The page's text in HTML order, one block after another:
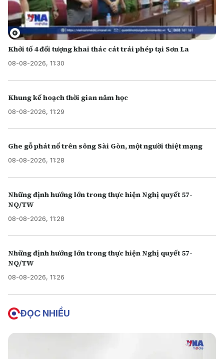
Khởi tố 4 đối tượng khai thác cát trái phép tại Sơn La
08-08-2026, 11:30
Khung kế hoạch thời gian năm học
08-08-2026, 11:29
Ghe gỗ phát nổ trên sông Sài Gòn, một người thiệt mạng
08-08-2026, 11:28
Những định hướng lớn trong thực hiện Nghị quyết 57-
NQ/TW
08-08-2026, 11:28
Những định hướng lớn trong thực hiện Nghị quyết 57-
NQ/TW
08-08-2026, 11:26
ĐỌC NHIỀU